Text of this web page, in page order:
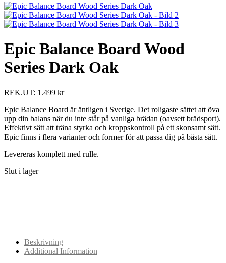
Epic Balance Board Wood
Series Dark Oak
REK.UT: 1.499 kr
Epic Balance Board är äntligen i Sverige. Det roligaste sättet att öva
upp din balans när du inte står på vanliga brädan (oavsett brädsport).
Effektivt sätt att träna styrka och kroppskontroll på ett skonsamt sätt.
Epic finns i flera varianter och former för att passa dig på bästa sätt.
Levereras komplett med rulle.
Slut i lager
Beskrivning
Additional Information